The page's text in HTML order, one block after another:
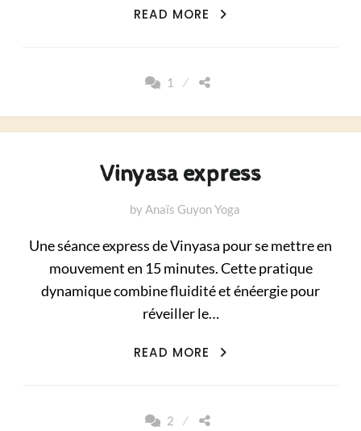
READ MORE
NIDRA
1
Vinyasa express
byAnaïs Guyon Yoga
Une séance express de Vinyasa pour se mettre en
mouvement en 15 minutes. Cette pratique
dynamique combine fluidité et énéergie pour
réveiller le…
READ MORE
VINYASA
2